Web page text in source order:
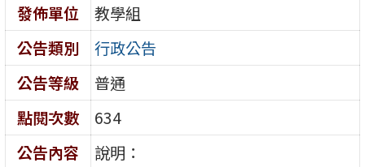
發佈單位
教學組
公告類別
行政公告
公告等級
普通
點閱次數
634
公告內容
說明：